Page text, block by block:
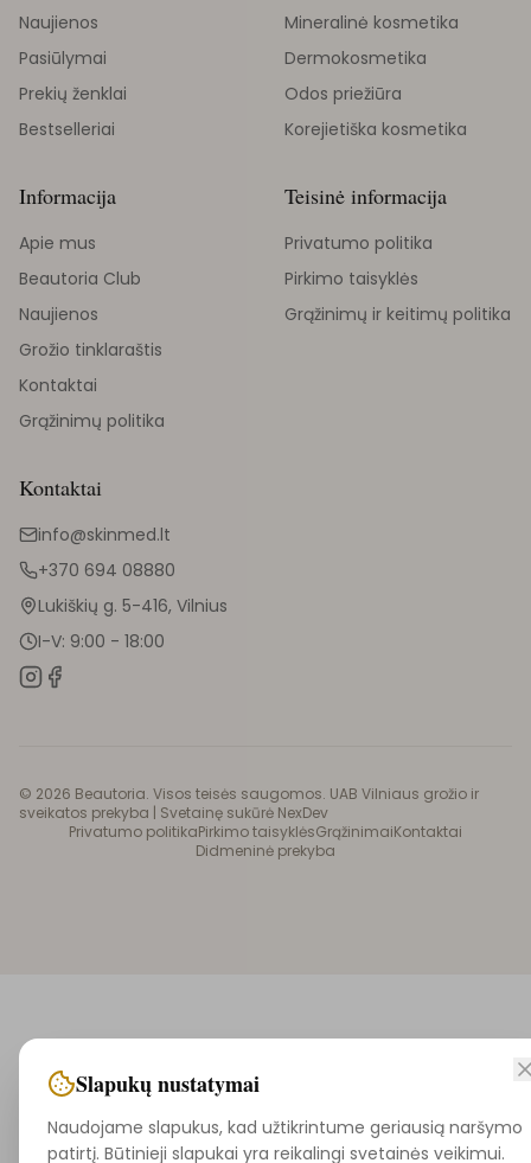
Naujienos
Pasiūlymai
Prekių ženklai
Bestselleriai
Mineralinė kosmetika
Dermokosmetika
Odos priežiūra
Korejietiška kosmetika
Informacija
Apie mus
Beautoria Club
Naujienos
Grožio tinklaraštis
Kontaktai
Grąžinimų politika
Teisinė informacija
Privatumo politika
Pirkimo taisyklės
Grąžinimų ir keitimų politika
Kontaktai
info@skinmed.lt
+370 694 08880
Lukiškių g. 5-416, Vilnius
I-V: 9:00 - 18:00
© 2026 Beautoria. Visos teisės saugomos. UAB Vilniaus grožio ir
sveikatos prekyba | Svetainę sukūrė NexDev
Privatumo politikaPirkimo taisyklėsGrąžinimaiKontaktai
Didmeninė prekyba
Slapukų nustatymai
Naudojame slapukus, kad užtikrintume geriausią naršymo
patirtį. Būtinieji slapukai yra reikalingi svetainės veikimui.